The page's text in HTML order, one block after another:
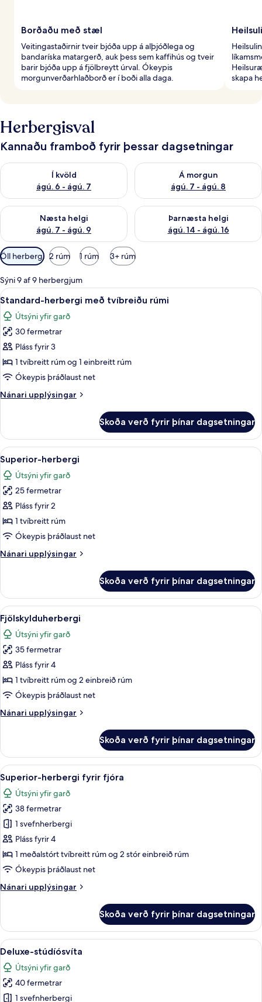
Borðaðu með stæl
Veitingastaðirnir tveir bjóða upp á alþjóðlega og
bandaríska matargerð, auk þess sem kaffihús og tveir
barir bjóða upp á fjölbreytt úrval. Ókeypis
morgunverðarhlaðborð er í boði alla daga.
skapa
Herbergisval
Kannaðu framboð fyrir þessar dagsetningar
Í kvöld
ágú. 6 - ágú. 7
Athuga framboð í kvöld ágú. 6 - ágú. 7
Á morgun
ágú. 7 - ágú. 8
Athuga framboð á morgun
Næsta helgi
ágú. 7 - ágú. 9
Athuga framboð næstu helgi ágú. 7 - ágú. 9
Þarnæsta helgi
ágú. 14 - ágú. 16
Athuga framboð þarnæstu
Síur
í
boði
fyrir
herbergi
Öll herbergi 2 rúm 1 rúm 3+ rúm
Sýni 9 af 9 herbergjum
Skoða
allar
myndir
fyrir
Standard-
herbergi
með
rúmi
Standard-herbergi með tvíbreiðu
4
Standard-herbergi með tvíbreiðu rúmi
Útsýni yfir garð
30 fermetrar
Pláss fyrir 3
1 tvíbreitt rúm og 1 einbreitt rúm
Ókeypis þráðlaust net
Nánari upplýsingar
Nánari
herbergi
með
tvíbreiðu
rúmi
Skoða verð fyrir þínar dagsetningar
Skoða
allar
myndir
fyrir
Superior-
herbergi
Superior-herbergi | Öryggishólf í
4
Superior-herbergi
Útsýni yfir garð
25 fermetrar
Pláss fyrir 2
1 tvíbreitt rúm
Ókeypis þráðlaust net
Nánari upplýsingar
Nánari
herbergi
Skoða verð fyrir þínar dagsetningar
Skoða
allar
myndir
fyrir
Fjölskylduherbergi
Fjölskylduherbergi | Öryggishólf í
7
Fjölskylduherbergi
Útsýni yfir garð
35 fermetrar
Pláss fyrir 4
1 tvíbreitt rúm og 2 einbreið rúm
Ókeypis þráðlaust net
Nánari upplýsingar
Nánari
Skoða verð fyrir þínar dagsetningar
Skoða
allar
myndir
fyrir
Superior-
herbergi
fyrir
fjóra
Superior-herbergi fyrir fjóra |
4
Superior-herbergi fyrir fjóra
Útsýni yfir garð
38 fermetrar
1 svefnherbergi
Pláss fyrir 4
1 meðalstórt tvíbreitt rúm og 2 stór einbreið rúm
Ókeypis þráðlaust net
Nánari upplýsingar
Nánari
herbergi
fyrir
fjóra
Skoða verð fyrir þínar dagsetningar
Skoða
allar
myndir
fyrir
Deluxe-
Deluxe-stúdíósvíta | Öryggishólf í
7
Deluxe-stúdíósvíta
Útsýni yfir garð
40 fermetrar
1 svefnherbergi